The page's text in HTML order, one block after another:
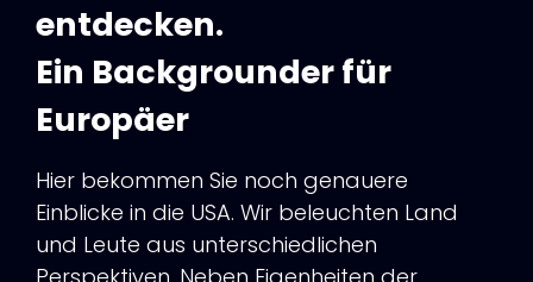
entdecken.
Ein Backgrounder für
Europäer
Hier bekommen Sie noch genauere
Einblicke in die USA. Wir beleuchten Land
und Leute aus unterschiedlichen